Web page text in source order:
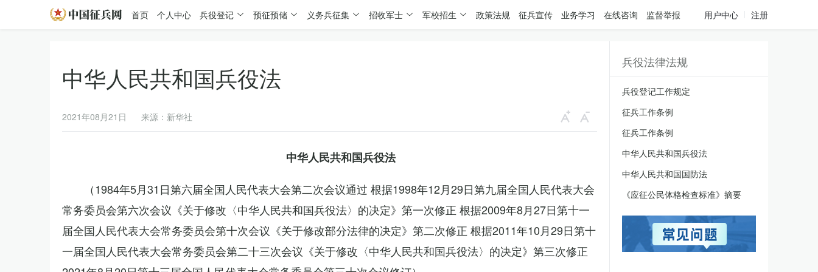
首页 个人中心 兵役登记 预征预储 义务兵征集 招收军士 军校招生 政策法规 征兵宣传 业务学习 在线咨询 监督举报 用户中心 注册
中华人民共和国兵役法
2021年08月21日 来源：新华社
中华人民共和国兵役法
（1984年5月31日第六届全国人民代表大会第二次会议通过 根据1998年12月29日第九届全国人民代表大会
常务委员会第六次会议《关于修改〈中华人民共和国兵役法〉的决定》第一次修正 根据2009年8月27日第十一
届全国人民代表大会常务委员会第十次会议《关于修改部分法律的决定》第二次修正 根据2011年10月29日第十
一届全国人民代表大会常务委员会第二十三次会议《关于修改〈中华人民共和国兵役法〉的决定》第三次修正
兵役法律法规
兵役登记工作规定
征兵工作条例
征兵工作条例
中华人民共和国兵役法
中华人民共和国国防法
《应征公民体格检查标准》摘要